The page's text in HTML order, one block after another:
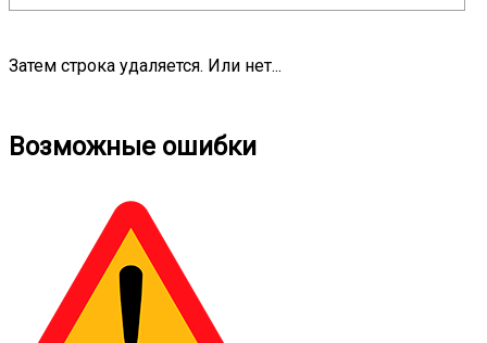
Затем строка удаляется. Или нет...
Возможные ошибки